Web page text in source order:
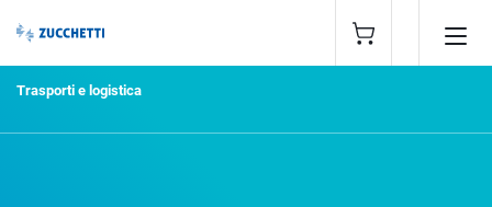
Trasporti e logistica